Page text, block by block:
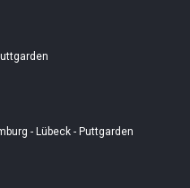
- Lübeck - Puttgarden